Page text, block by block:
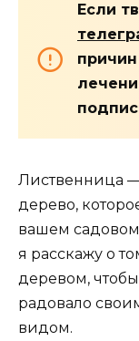
Если
Лиственница
дерево,
вашем садовом
я расскажу о
деревом,
радовало
видом.